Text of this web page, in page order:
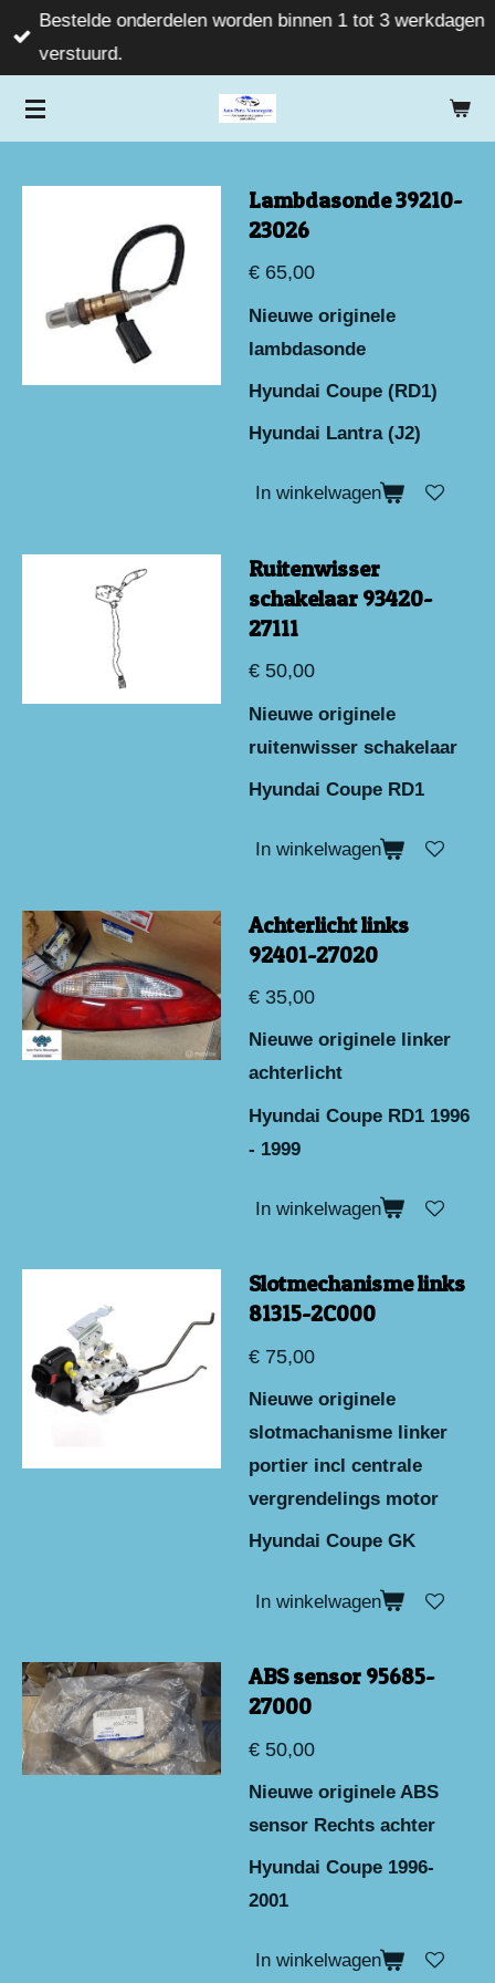
Ga
direct
de
Bestelde onderdelen worden binnen 1 tot 3 werkdagen
verstuurd.
Lambdasonde 39210-
23026
€ 65,00
Nieuwe originele
lambdasonde
Hyundai Coupe (RD1)
Hyundai Lantra (J2)
In winkelwagen
Ruitenwisser
schakelaar 93420-
27111
€ 50,00
Nieuwe originele
ruitenwisser schakelaar
Hyundai Coupe RD1
In winkelwagen
Achterlicht links
92401-27020
€ 35,00
Nieuwe originele linker
achterlicht
Hyundai Coupe RD1 1996
- 1999
In winkelwagen
Slotmechanisme links
81315-2C000
€ 75,00
Nieuwe originele
slotmachanisme linker
portier incl centrale
vergrendelings motor
Hyundai Coupe GK
In winkelwagen
ABS sensor 95685-
27000
€ 50,00
Nieuwe originele ABS
sensor Rechts achter
Hyundai Coupe 1996-
2001
In winkelwagen